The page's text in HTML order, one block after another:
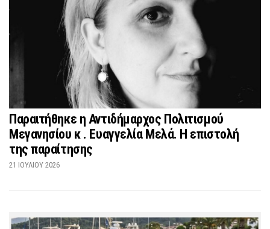
Παραιτήθηκε η Αντιδήμαρχος Πολιτισμού
Μεγανησίου κ . Ευαγγελία Μελά. Η επιστολή
της παραίτησης
21 ΙΟΥΛΊΟΥ 2026